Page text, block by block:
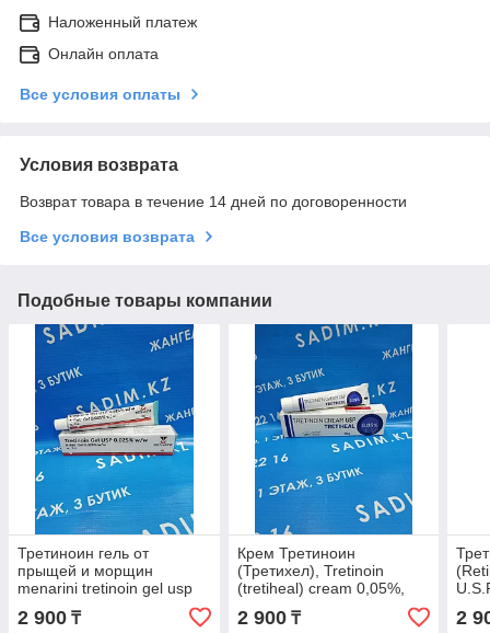
Наложенный платеж
Онлайн оплата
Все условия оплаты
Условия возврата
Возврат товара в течение 14 дней по договоренности
Все условия возврата
Подобные товары компании
Третиноин гель от
прыщей и морщин
menarini tretinoin gel usp
2 900 ₸
Крем Третиноин
(Третихел), Tretinoin
(tretiheal) cream 0,05%,
Healing Pharma, 20 гр
2 900₸ 2